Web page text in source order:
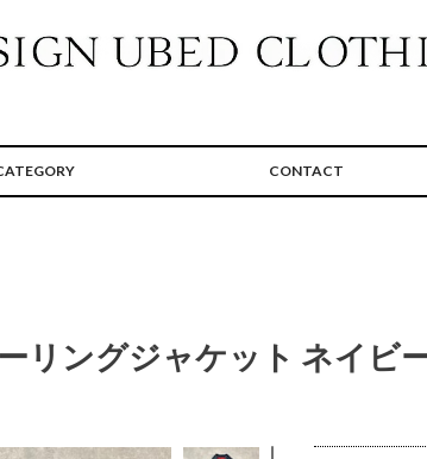
CONTACT
リングジャケット ネイビ